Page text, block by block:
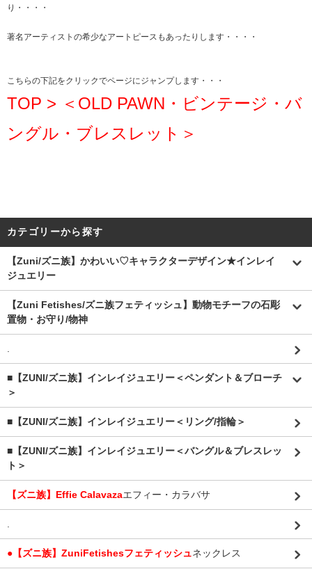
り・・・・
著名アーティストの希少なアートピースもあったりします・・・・
こちらの下記をクリックでページにジャンプします・・・
TOP > ＜OLD PAWN・ビンテージ・バ
ングル・ブレスレット＞
カテゴリーから探す
【Zuni/ズニ族】かわいい♡キャラクターデザイン★インレイ
ジュエリー
【Zuni Fetishes/ズニ族フェティッシュ】動物モチーフの石彫
置物・お守り/物神
■【ZUNI/ズニ族】インレイジュエリー＜ペンダント＆ブローチ
＞
■【ZUNI/ズニ族】インレイジュエリー＜リング/指輪＞
■【ZUNI/ズニ族】インレイジュエリー＜バングル＆ブレスレッ
ト＞
【ズニ族】Effie Calavazaエフィー・カラバサ
●【ズニ族】ZuniFetishesフェティッシュネックレス